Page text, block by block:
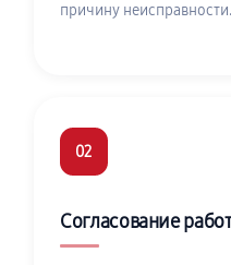
причину неисправности.
02
Согласование